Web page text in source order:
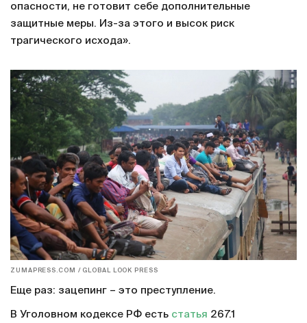
опасности, не готовит себе дополнительные
защитные меры. Из-за этого и высок риск
трагического исхода».
ZUMAPRESS.COM / GLOBAL LOOK PRESS
Еще раз: зацепинг – это преступление.
В Уголовном кодексе РФ есть статья 267.1